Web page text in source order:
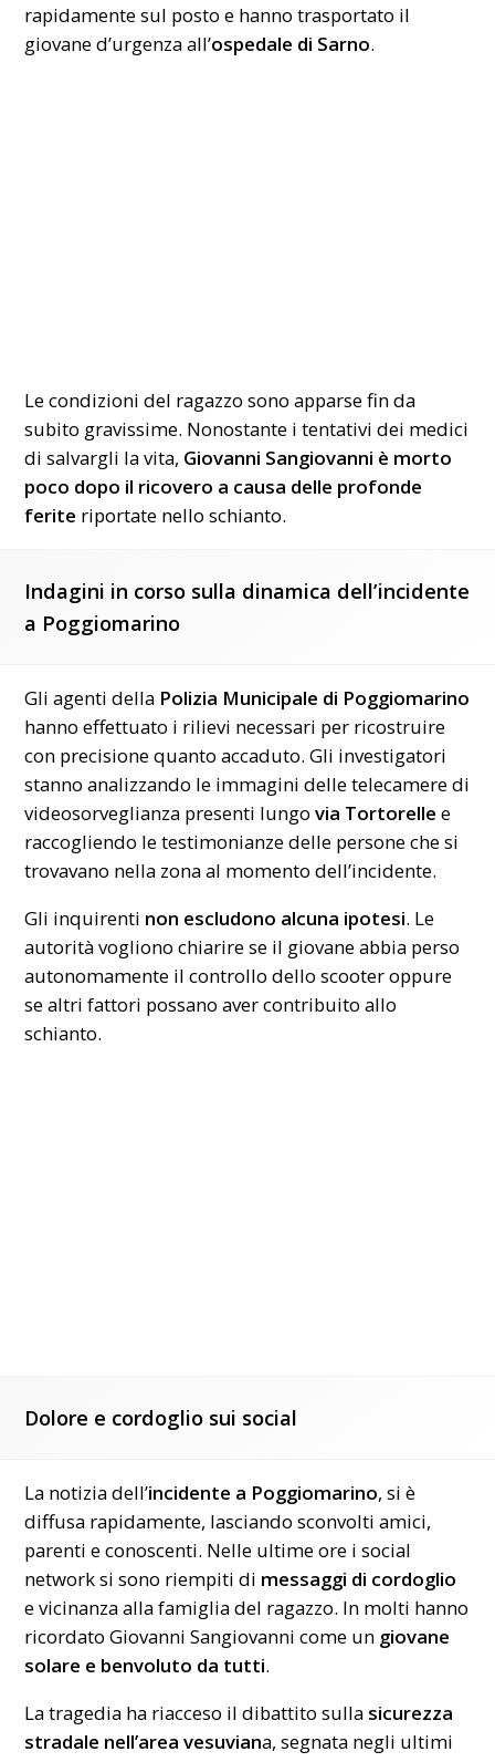
rapidamente sul posto e hanno trasportato il
giovane d’urgenza all’ospedale di Sarno.
Le condizioni del ragazzo sono apparse fin da
subito gravissime. Nonostante i tentativi dei medici
di salvargli la vita, Giovanni Sangiovanni è morto
poco dopo il ricovero a causa delle profonde
ferite riportate nello schianto.
Indagini in corso sulla dinamica dell’incidente
a Poggiomarino
Gli agenti della Polizia Municipale di Poggiomarino
hanno effettuato i rilievi necessari per ricostruire
con precisione quanto accaduto. Gli investigatori
stanno analizzando le immagini delle telecamere di
videosorveglianza presenti lungovia Tortorellee
raccogliendo le testimonianze delle persone che si
trovavano nella zona al momento dell’incidente.
Gli inquirenti non escludono alcuna ipotesi. Le
autorità vogliono chiarire se il giovane abbia perso
autonomamente il controllo dello scooter oppure
se altri fattori possano aver contribuito allo
schianto.
Dolore e cordoglio sui social
La notizia dell’incidente a Poggiomarino, si è
diffusa rapidamente, lasciando sconvolti amici,
parenti e conoscenti. Nelle ultime ore i social
network si sono riempiti di messaggi di cordoglio
e vicinanza alla famiglia del ragazzo. In molti hanno
ricordato Giovanni Sangiovanni come un giovane
solare e benvoluto da tutti.
La tragedia ha riacceso il dibattito sulla sicurezza
stradale nell’area vesuviana, segnata negli ultimi